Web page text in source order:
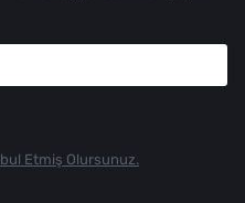
Etmiş Olursunuz.